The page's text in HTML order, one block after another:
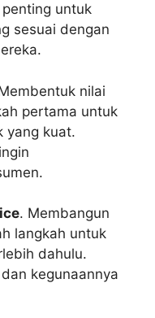
untuk
sesuai dengan
nilai
pertama untuk
yang kuat.
. Membangun
langkah untuk
dahulu.
kegunaannya